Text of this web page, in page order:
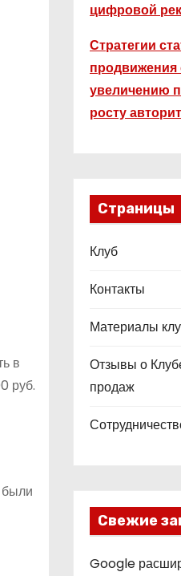
в
руб.
были
цифровой
Стратегии
продвижения
увеличению
росту
Страницы
Клуб
Контакты
Материалы
Отзывы о
продаж
Свежие
Google